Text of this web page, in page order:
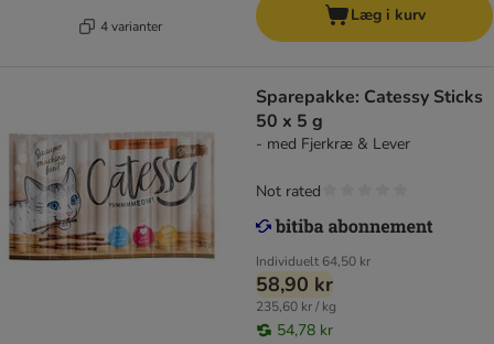
4 varianter
Læg i kurv
Sparepakke: Catessy Sticks
50 x 5 g
- med Fjerkræ & Lever
Individuelt 64,50 kr
58,90 kr
235,60 kr / kg
54,78 kr
Not rated